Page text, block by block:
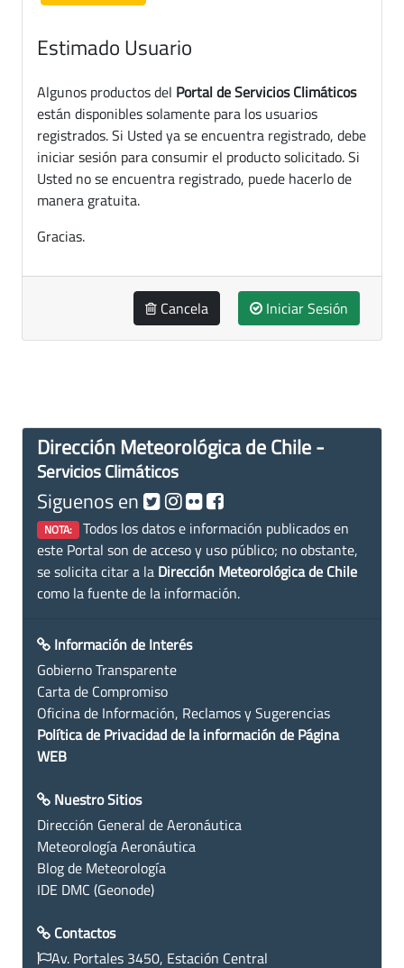
Estimado Usuario
Algunos productos del Portal de Servicios Climáticos
están disponibles solamente para los usuarios
registrados. Si Usted ya se encuentra registrado, debe
iniciar sesión para consumir el producto solicitado. Si
Usted no se encuentra registrado, puede hacerlo de
manera gratuita.
Gracias.
Cancela Iniciar Sesión
Dirección Meteorológica de Chile -
Servicios Climáticos
Siguenos en
NOTA: Todos los datos e información publicados en
este Portal son de acceso y uso público; no obstante,
se solicita citar a la Dirección Meteorológica de Chile
como la fuente de la información.
Información de Interés
Gobierno Transparente
Carta de Compromiso
Oficina de Información, Reclamos y Sugerencias
Política de Privacidad de la información de Página
WEB
Nuestro Sitios
Dirección General de Aeronáutica
Meteorología Aeronáutica
Blog de Meteorología
IDE DMC (Geonode)
Contactos
Av. Portales 3450, Estación Central